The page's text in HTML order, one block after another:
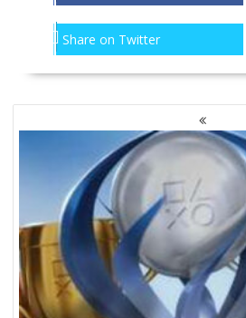
Share on Twitter
NAWIGACJA
PO
WPISACH